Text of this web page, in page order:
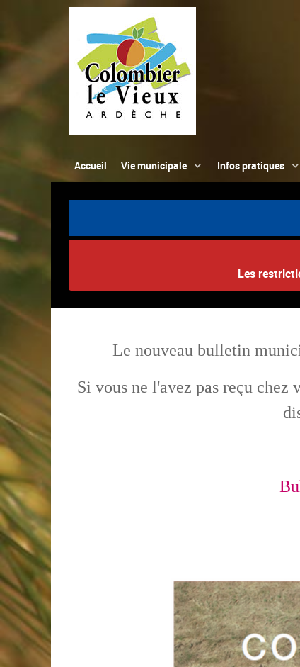
Accueil Vie municipale Infos pratiques
Les
Le nouveau bulletin
Si vous ne l'avez pas reçu chez